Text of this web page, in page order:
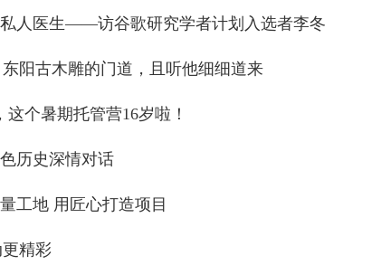
人医生——访谷歌研究学者计划入选者李冬
阳古木雕的门道，且听他细细道来
这个暑期托管营16岁啦！
历史深情对话
工地 用匠心打造项目
精彩